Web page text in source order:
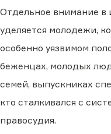
Отдельное внимание в
уделяется молодежи,
особенно уязвимом
беженцах, молодых
семей, выпускниках
кто сталкивался с
правосудия.